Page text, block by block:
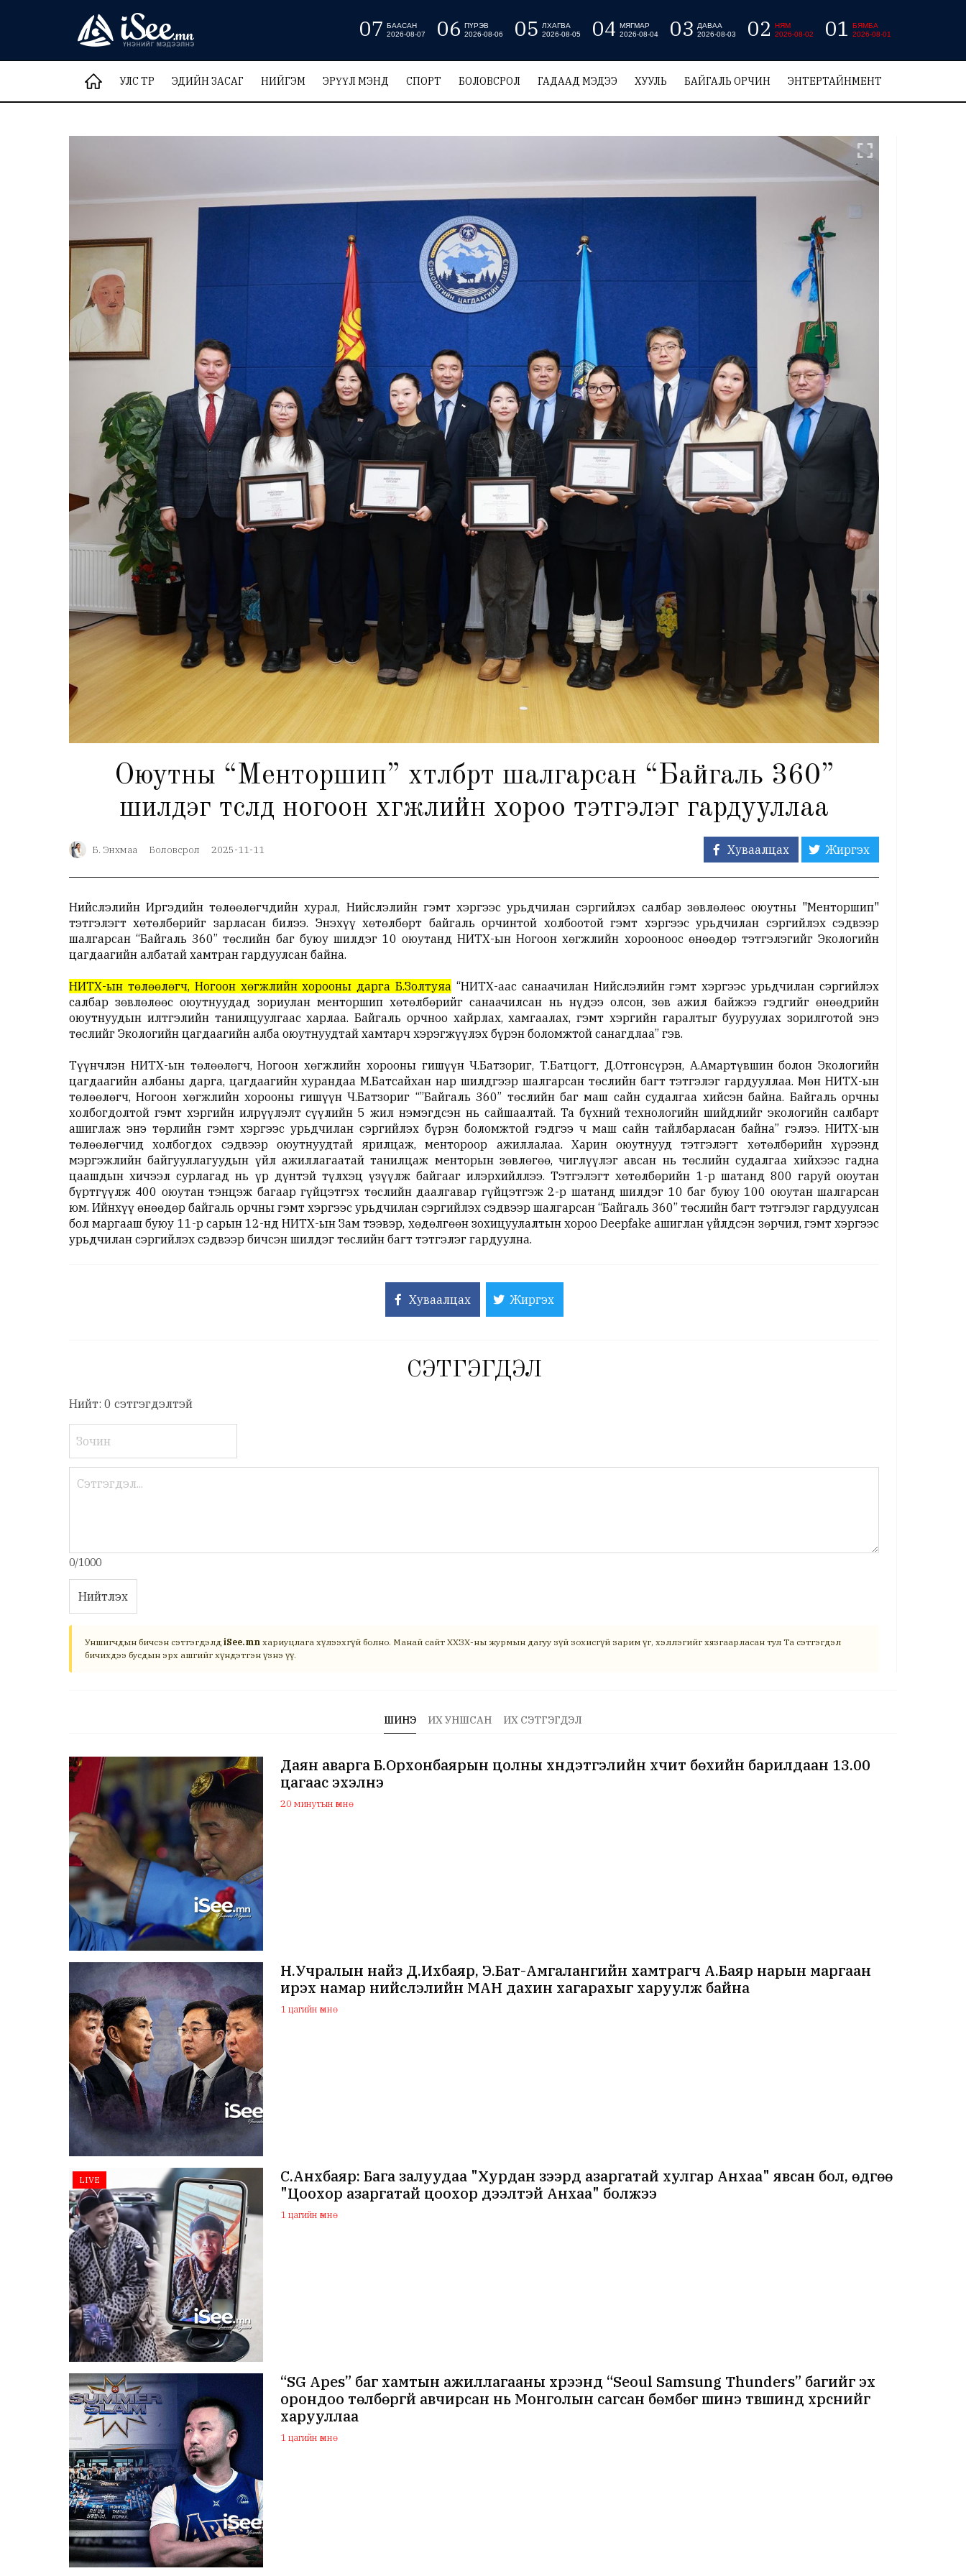
07 БААСАН
2026-08-07
06 ПҮРЭВ
2026-08-06
05
ЛХАГВА
2026-08-05
04 МЯГМАР
2026-08-04
03
ДАВАА
2026-08-03
02
НЯМ
2026-08-02
01
БЯМБА
2026-08-01
УЛС ТӨР ЭДИЙН ЗАСАГ НИЙГЭМ ЭРҮҮЛ МЭНД СПОРТ БОЛОВСРОЛ ГАДААД МЭДЭЭ ХУУЛЬ БАЙГАЛЬ ОРЧИН ЭНТЕРТАЙНМЕНТ
Оюутны “Менторшип” хөтөлбөрт шалгарсан “Байгаль 360”
шилдэг төсөлд ногоон хөгжлийн хороо тэтгэлэг гардууллаа
Б. Энхмаа Боловсрол 2025-11-11 Хуваалцах Жиргэх
Нийслэлийн Иргэдийн төлөөлөгчдийн хурал, Нийслэлийн гэмт хэргээс урьдчилан сэргийлэх салбар зөвлөлөөс оюутны "Менторшип"
тэтгэлэгт хөтөлбөрийг зарласан билээ. Энэхүү хөтөлбөрт байгаль орчинтой холбоотой гэмт хэргээс урьдчилан сэргийлэх сэдвээр
шалгарсан “Байгаль 360” төслийн баг буюу шилдэг 10 оюутанд НИТХ-ын Ногоон хөгжлийн хорооноос өнөөдөр тэтгэлэгийг Экологийн
цагдаагийн албатай хамтран гардуулсан байна.
НИТХ-ын төлөөлөгч, Ногоон хөгжлийн хорооны дарга Б.Золтуяа “НИТХ-аас санаачилан Нийслэлийн гэмт хэргээс урьдчилан сэргийлэх
салбар зөвлөлөөс оюутнуудад зориулан менторшип хөтөлбөрийг санаачилсан нь нүдээ олсон, зөв ажил байжээ гэдгийг өнөөдрийн
оюутнуудын илтгэлийн танилцуулгаас харлаа. Байгаль орчноо хайрлах, хамгаалах, гэмт хэргийн гаралтыг бууруулах зорилготой энэ
төслийг Экологийн цагдаагийн алба оюутнуудтай хамтарч хэрэгжүүлэх бүрэн боломжтой санагдлаа” гэв.
Түүнчлэн НИТХ-ын төлөөлөгч, Ногоон хөгжлийн хорооны гишүүн Ч.Батзориг, Т.Батцогт, Д.Отгонсүрэн, А.Амартүвшин болон Экологийн
цагдаагийн албаны дарга, цагдаагийн хурандаа М.Батсайхан нар шилдгээр шалгарсан төслийн багт тэтгэлэг гардууллаа. Мөн НИТХ-ын
төлөөлөгч, Ногоон хөгжлийн хорооны гишүүн Ч.Батзориг “”Байгаль 360” төслийн баг маш сайн судалгаа хийсэн байна. Байгаль орчны
холбогдолтой гэмт хэргийн илрүүлэлт сүүлийн 5 жил нэмэгдсэн нь сайшаалтай. Та бүхний технологийн шийдлийг экологийн салбарт
ашиглаж энэ төрлийн гэмт хэргээс урьдчилан сэргийлэх бүрэн боломжтой гэдгээ ч маш сайн тайлбарласан байна” гэлээ. НИТХ-ын
төлөөлөгчид холбогдох сэдвээр оюутнуудтай ярилцаж, ментороор ажиллалаа. Харин оюутнууд тэтгэлэгт хөтөлбөрийн хүрээнд
мэргэжлийн байгууллагуудын үйл ажиллагаатай танилцаж менторын зөвлөгөө, чиглүүлэг авсан нь төслийн судалгаа хийхээс гадна
цаашдын хичээл сурлагад нь үр дүнтэй түлхэц үзүүлж байгааг илэрхийллээ. Тэтгэлэгт хөтөлбөрийн 1-р шатанд 800 гаруй оюутан
бүртгүүлж 400 оюутан тэнцэж багаар гүйцэтгэх төслийн даалгавар гүйцэтгэж 2-р шатанд шилдэг 10 баг буюу 100 оюутан шалгарсан
юм. Ийнхүү өнөөдөр байгаль орчны гэмт хэргээс урьдчилан сэргийлэх сэдвээр шалгарсан “Байгаль 360” төслийн багт тэтгэлэг гардуулсан
бол маргааш буюу 11-р сарын 12-нд НИТХ-ын Зам тээвэр, хөдөлгөөн зохицуулалтын хороо Deepfake ашиглан үйлдсэн зөрчил, гэмт хэргээс
урьдчилан сэргийлэх сэдвээр бичсэн шилдэг төслийн багт тэтгэлэг гардуулна.
Хуваалцах Жиргэх
СЭТГЭГДЭЛ
Нийт: 0 сэтгэгдэлтэй
0/1000
Нийтлэх
Уншигчдын бичсэн сэтгэгдэлд iSee.mn хариуцлага хүлээхгүй болно. Манай сайт ХХЗХ-ны журмын дагуу зүй зохисгүй зарим үг, хэллэгийг хязгаарласан тул Та сэтгэгдэл
бичихдээ бусдын эрх ашгийг хүндэтгэн үзнэ үү.
ШИНЭ ИХ УНШСАН ИХ СЭТГЭГДЭЛ
Даян аварга Б.Орхонбаярын цолны хүндэтгэлийн хүчит бөхийн барилдаан 13.00
цагаас эхэлнэ
20 минутын өмнө
Н.Учралын найз Д.Ихбаяр, Э.Бат-Амгалангийн хамтрагч А.Баяр нарын маргаан
ирэх намар нийслэлийн МАН дахин хагарахыг харуулж байна
1 цагийн өмнө
LIVE
С.Анхбаяр: Бага залуудаа "Хурдан зээрд азаргатай хулгар Анхаа" явсан бол, өдгөө
"Цоохор азаргатай цоохор дээлтэй Анхаа" болжээ
1 цагийн өмнө
“SG Apes” баг хамтын ажиллагааны хүрээнд “Seoul Samsung Thunders” багийг эх
орондоо төлбөргүй авчирсан нь Монголын сагсан бөмбөг шинэ түвшинд хүрснийг
харууллаа
1 цагийн өмнө